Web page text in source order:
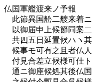
仏国軍艦渡来ノ予報
此節異国舩二艘来着
以御届申上候節同案
共四五日延置候ハヽ
候事モ可有之且者仏
付見合差立候様可仕
通ニ御座候処其後仏